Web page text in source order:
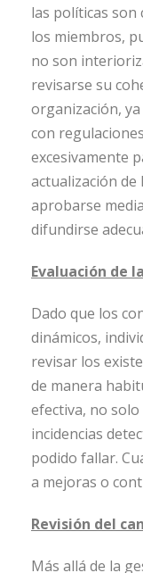
las políticas son
los miembros,
no son
revisarse su
organización,
con
excesivamente
actualización de
aprobarse
difundirse
Evaluación de
Dado que los
dinámicos,
revisar los
de manera
efectiva, no
incidencias
podido fallar.
a mejoras o
Revisión del
Más allá de la